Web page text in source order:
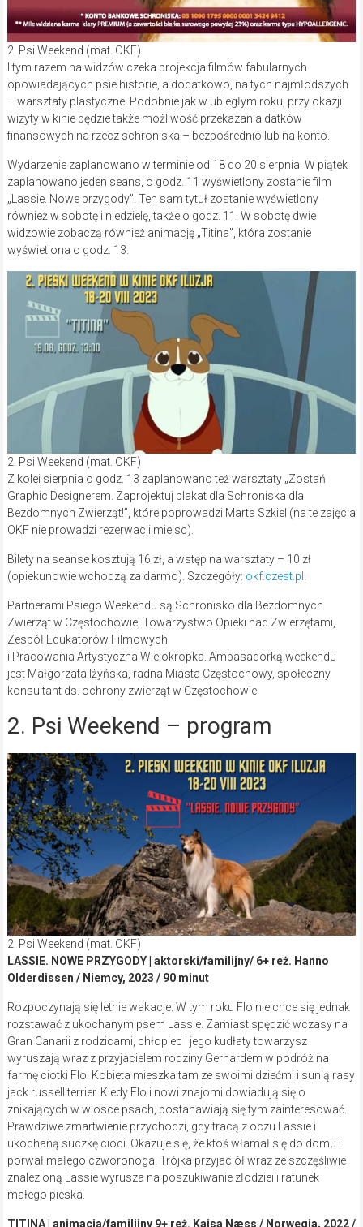
2. Psi Weekend (mat. OKF)
I tym razem na widzów czeka projekcja filmów fabularnych
opowiadających psie historie, a dodatkowo, na tych najmłodszych
– warsztaty plastyczne. Podobnie jak w ubiegłym roku, przy okazji
wizyty w kinie będzie także możliwość przekazania datków
finansowych na rzecz schroniska – bezpośrednio lub na konto.
Wydarzenie zaplanowano w terminie od 18 do 20 sierpnia. W piątek
zaplanowano jeden seans, o godz. 11 wyświetlony zostanie film
„Lassie. Nowe przygody”. Ten sam tytuł zostanie wyświetlony
również w sobotę i niedzielę, także o godz. 11. W sobotę dwie
widzowie zobaczą również animację „Titina”, która zostanie
wyświetlona o godz. 13.
2. Psi Weekend (mat. OKF)
Z kolei sierpnia o godz. 13 zaplanowano też warsztaty „Zostań
Graphic Designerem. Zaprojektuj plakat dla Schroniska dla
Bezdomnych Zwierząt!”, które poprowadzi Marta Szkiel (na te zajęcia
OKF nie prowadzi rezerwacji miejsc).
Bilety na seanse kosztują 16 zł, a wstęp na warsztaty – 10 zł
(opiekunowie wchodzą za darmo). Szczegóły: okf.czest.pl
Partnerami Psiego Weekendu są Schronisko dla Bezdomnych
Zwierząt w Częstochowie, Towarzystwo Opieki nad Zwierzętami,
Zespół Edukatorów Filmowych
i Pracowania Artystyczna Wielokropka. Ambasadorką weekendu
jest Małgorzata Iżyńska, radna Miasta Częstochowy, społeczny
konsultant ds. ochrony zwierząt w Częstochowie.
2. Psi Weekend – program
2. Psi Weekend (mat. OKF)
LASSIE. NOWE PRZYGODY | aktorski/familijny/ 6+ reż. Hanno
Olderdissen / Niemcy, 2023 / 90 minut
Rozpoczynają się letnie wakacje. W tym roku Flo nie chce się jednak
rozstawać z ukochanym psem Lassie. Zamiast spędzić wczasy na
Gran Canarii z rodzicami, chłopiec i jego kudłaty towarzysz
wyruszają wraz z przyjacielem rodziny Gerhardem w podróż na
farmę ciotki Flo. Kobieta mieszka tam ze swoimi dziećmi i sunią rasy
jack russell terrier. Kiedy Flo i nowi znajomi dowiadują się o
znikających w wiosce psach, postanawiają się tym zainteresować.
Prawdziwe zmartwienie przychodzi, gdy tracą z oczu Lassie i
ukochaną suczkę cioci. Okazuje się, że ktoś włamał się do domu i
porwał małego czworonoga! Trójka przyjaciół wraz ze szczęśliwie
znalezioną Lassie wyrusza na poszukiwanie złodziei i ratunek
małego pieska.
TITINA | animacja/familijny 9+ reż. Kajsa Næss / Norwegia, 2022 /